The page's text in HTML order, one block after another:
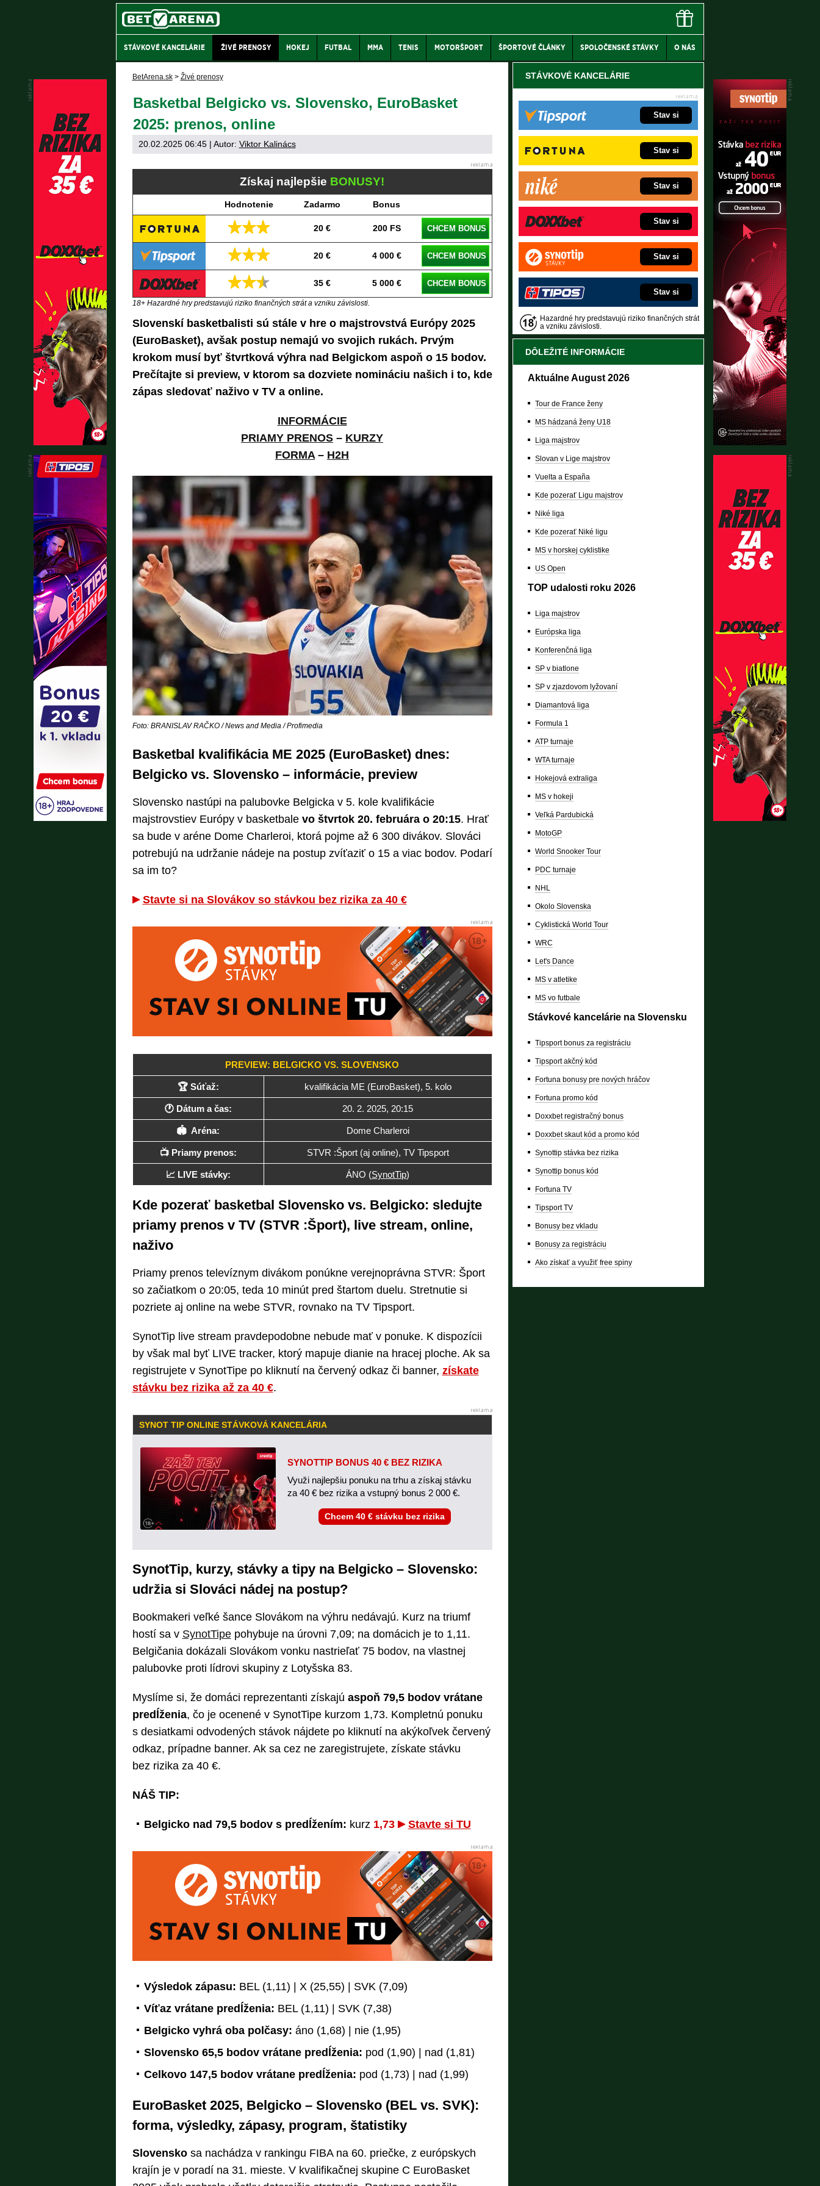
STÁVKOVÉ KANCELÁRIE ŽIVÉ PRENOSY HOKEJ FUTBAL MMA TENIS MOTORŠPORT ŠPORTOVÉ ČLÁNKY SPOLOČENSKÉ STÁVKY O NÁS
BetArena.sk > Živé prenosy
Basketbal Belgicko vs. Slovensko, EuroBasket
2025: prenos, online
20.02.2025 06:45| Autor: Viktor Kalinács
Získaj najlepšie BONUSY!
Hodnotenie Zadarmo Bonus
20 € 200 FS CHCEM BONUS
20 € 4 000 € CHCEM BONUS
35 € 5 000 € CHCEM BONUS
18+ Hazardné hry predstavujú riziko finančných strát a vzniku závislosti.
Slovenskí basketbalisti sú stále v hre o majstrovstvá Európy 2025
(EuroBasket), avšak postup nemajú vo svojich rukách. Prvým
krokom musí byť štvrtková výhra nad Belgickom aspoň o 15 bodov.
Prečítajte si preview, v ktorom sa dozviete nomináciu našich i to, kde
zápas sledovať naživo v TV a online.
INFORMÁCIE
PRIAMY PRENOS – KURZY
FORMA – H2H
Foto: BRANISLAV RAČKO / News and Media / Profimedia
Basketbal kvalifikácia ME 2025 (EuroBasket) dnes:
Belgicko vs. Slovensko – informácie, preview
Slovensko nastúpi na palubovke Belgicka v 5. kole kvalifikácie
majstrovstiev Európy v basketbale vo štvrtok 20. februára o 20:15. Hrať
sa bude v aréne Dome Charleroi, ktorá pojme až 6 300 divákov. Slováci
potrebujú na udržanie nádeje na postup zvíťaziť o 15 a viac bodov. Podarí
sa im to?
Stavte si na Slovákov so stávkou bez rizika za 40 €
PREVIEW: BELGICKO VS. SLOVENSKO
🏆 Súťaž: kvalifikácia ME (EuroBasket), 5. kolo
🕐 Dátum a čas: 20. 2. 2025, 20:15
🏟 Aréna: Dome Charleroi
📺 Priamy prenos: STVR :Šport (aj online), TV Tipsport
📈 LIVE stávky: ÁNO (SynotTip)
Kde pozerať basketbal Slovensko vs. Belgicko: sledujte
priamy prenos v TV (STVR :Šport), live stream, online,
naživo
Priamy prenos televíznym divákom ponúkne verejnoprávna STVR: Šport
so začiatkom o 20:05, teda 10 minút pred štartom duelu. Stretnutie si
pozriete aj online na webe STVR, rovnako na TV Tipsport.
SynotTip live stream pravdepodobne nebude mať v ponuke. K dispozícii
by však mal byť LIVE tracker, ktorý mapuje dianie na hracej ploche. Ak sa
registrujete v SynotTipe po kliknutí na červený odkaz či banner, získate
stávku bez rizika až za 40 €.
SYNOT TIP ONLINE STÁVKOVÁ KANCELÁRIA
SYNOTTIP BONUS 40 € BEZ RIZIKA
Využi najlepšiu ponuku na trhu a získaj stávku
za 40 € bez rizika a vstupný bonus 2 000 €.
Chcem 40 € stávku bez rizika
SynotTip, kurzy, stávky a tipy na Belgicko – Slovensko:
udržia si Slováci nádej na postup?
Bookmakeri veľké šance Slovákom na výhru nedávajú. Kurz na triumf
hostí sa v SynotTipepohybuje na úrovni 7,09; na domácich je to 1,11.
Belgičania dokázali Slovákom vonku nastrieľať 75 bodov, na vlastnej
palubovke proti lídrovi skupiny z Lotyšska 83.
Myslíme si, že domáci reprezentanti získajú aspoň 79,5 bodov vrátane
predĺženia, čo je ocenené v SynotTipe kurzom 1,73. Kompletnú ponuku
s desiatkami odvodených stávok nájdete po kliknutí na akýkoľvek červený
odkaz, prípadne banner. Ak sa cez ne zaregistrujete, získate stávku
bez rizika za 40 €.
NÁŠ TIP:
Belgicko nad 79,5 bodov s predĺžením: kurz 1,73 Stavte si TU
Výsledok zápasu: BEL (1,11) | X (25,55) | SVK (7,09)
Víťaz vrátane predĺženia: BEL (1,11) | SVK (7,38)
Belgicko vyhrá oba polčasy: áno (1,68) | nie (1,95)
Slovensko 65,5 bodov vrátane predĺženia: pod (1,90) | nad (1,81)
Celkovo 147,5 bodov vrátane predĺženia: pod (1,73) | nad (1,99)
EuroBasket 2025, Belgicko – Slovensko (BEL vs. SVK):
forma, výsledky, zápasy, program, štatistiky
Slovenskosa nachádza v rankingu FIBA na 60. priečke, z európskych
krajín je v poradí na 31. mieste. V kvalifikačnej skupine C EuroBasket
STÁVKOVÉ KANCELÁRIE
Stav si
Stav si
Stav si
Stav si
Stav si
Stav si
Hazardné hry predstavujú riziko finančných strát
a vzniku závislosti.
DÔLEŽITÉ INFORMÁCIE
Aktuálne August 2026
Tour de France ženy
MS hádzaná ženy U18
Liga majstrov
Slovan v Lige majstrov
Vuelta a España
Kde pozerať Ligu majstrov
Niké liga
Kde pozerať Niké ligu
MS v horskej cyklistike
US Open
TOP udalosti roku 2026
Liga majstrov
Európska liga
Konferenčná liga
SP v biatlone
SP v zjazdovom lyžovaní
Diamantová liga
Formula 1
ATP turnaje
WTA turnaje
Hokejová extraliga
MS v hokeji
Veľká Pardubická
MotoGP
World Snooker Tour
PDC turnaje
NHL
Okolo Slovenska
Cyklistická World Tour
WRC
Let's Dance
MS v atletike
MS vo futbale
Stávkové kancelárie na Slovensku
Tipsport bonus za registráciu
Tipsport akčný kód
Fortuna bonusy pre nových hráčov
Fortuna promo kód
Doxxbet registračný bonus
Doxxbet skaut kód a promo kód
Synottip stávka bez rizika
Synottip bonus kód
Fortuna TV
Tipsport TV
Bonusy bez vkladu
Bonusy za registráciu
Ako získať a využiť free spiny